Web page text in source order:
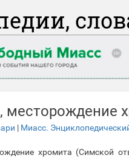
месторождение
| Миасс.
хромита (Симской